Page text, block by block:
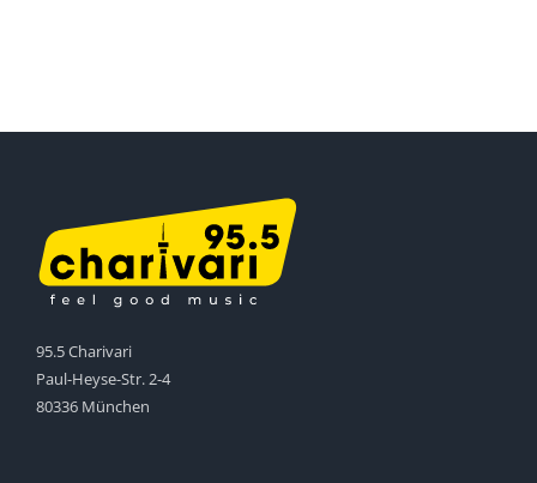
95.5 Charivari
Paul-Heyse-Str. 2-4
80336 München